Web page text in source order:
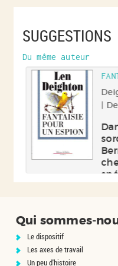
SUGGESTIONS
Du même auteur
|
Qui sommes-
Le dispositif
Les axes de travail
Un peu d'histoire